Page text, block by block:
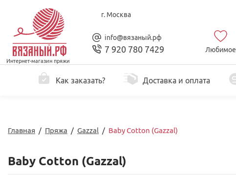
Интернет-магазин пряжи
г. Москва
info@вязаный.рф
7 920 780 7429 Любимое
Как заказать? Доставка и оплата
Главная / Пряжа / Gazzal / Baby Cotton (Gazzal)
Baby Cotton (Gazzal)